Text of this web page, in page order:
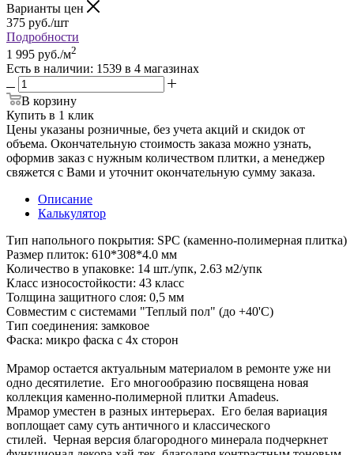
Варианты цен
375 руб./шт
Подробности
1 995 руб./м2
Есть в наличии: 1539 в 4 магазинах
В корзину
Купить в 1 клик
Цены указаны розничные, без учета акций и скидок от
объема. Окончательную стоимость заказа можно узнать,
оформив заказ с нужным количеством плитки, а менеджер
свяжется с Вами и уточнит окончательную сумму заказа.
Описание
Калькулятор
Тип напольного покрытия: SPC (каменно-полимерная плитка)
Размер плиток: 610*308*4.0 мм
Количество в упаковке: 14 шт./упк, 2.63 м2/упк
Класс износостойкости: 43 класс
Толщина защитного слоя: 0,5 мм
Совместим с системами "Теплый пол" (до +40'С)
Тип соединения: замковое
Фаска: микро фаска с 4х сторон
Мрамор остается актуальным материалом в ремонте уже ни
одно десятилетие. Его многообразию посвящена новая
коллекция каменно-полимерной плитки Amadeus.
Мрамор уместен в разных интерьерах. Его белая вариация
воплощает саму суть античного и классического
стилей. Черная версия благородного минерала подчеркнет